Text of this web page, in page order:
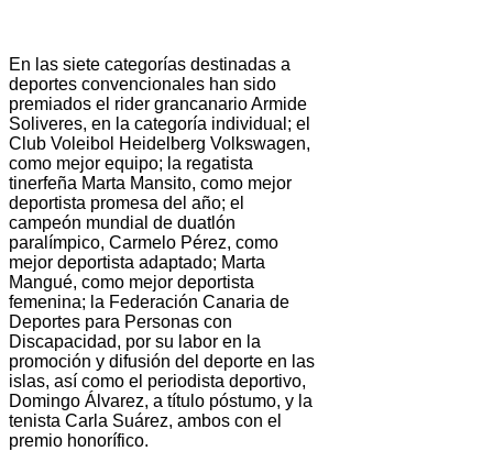
En las siete categorías destinadas a
deportes convencionales han sido
premiados el rider grancanario Armide
Soliveres, en la categoría individual; el
Club Voleibol Heidelberg Volkswagen,
como mejor equipo; la regatista
tinerfeña Marta Mansito, como mejor
deportista promesa del año; el
campeón mundial de duatlón
paralímpico, Carmelo Pérez, como
mejor deportista adaptado; Marta
Mangué, como mejor deportista
femenina; la Federación Canaria de
Deportes para Personas con
Discapacidad, por su labor en la
promoción y difusión del deporte en las
islas, así como el periodista deportivo,
Domingo Álvarez, a título póstumo, y la
tenista Carla Suárez, ambos con el
premio honorífico.